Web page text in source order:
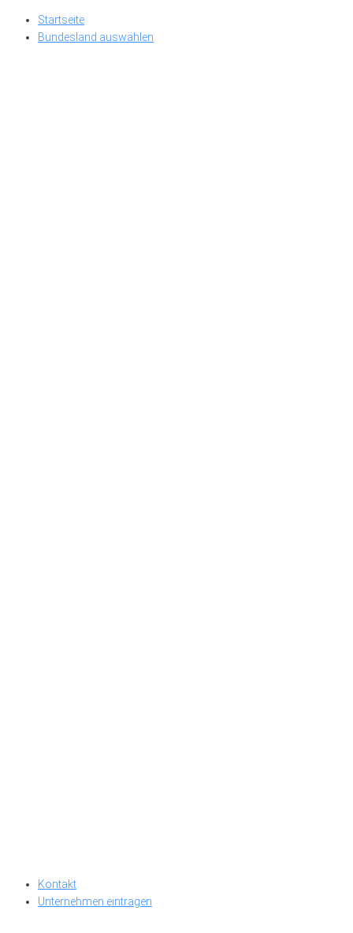
Skip
Startseite
Bundesland auswählen
Kontakt
Unternehmen eintragen